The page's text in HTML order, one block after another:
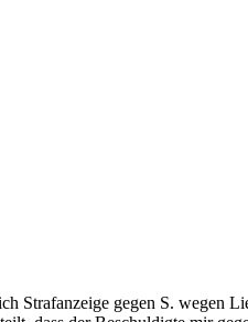
Strafanzeige gegen S. wegen